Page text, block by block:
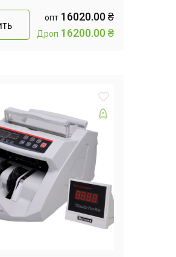
опт 16020.00₴
Дроп 16200.00₴